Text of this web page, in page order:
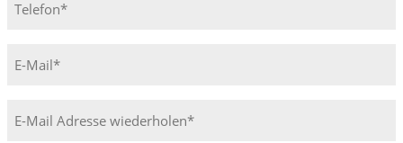
(erforderlich)
Mail*
Mail